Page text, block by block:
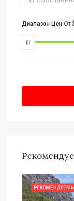
Диапазон Цен От